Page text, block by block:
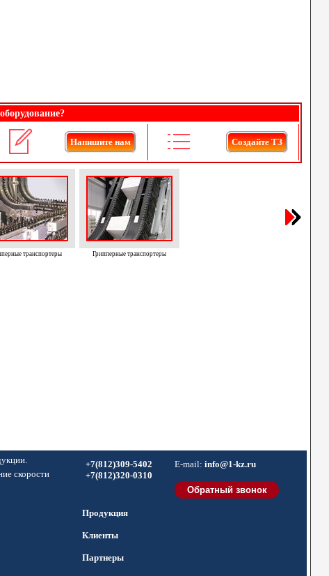
Напишите нам Создайте ТЗ
транспортеры Грипперные транспортеры
скорости
+7(812)309-5402
+7(812)320-0310
E-mail: info@1-kz.ru
Продукция
Клиенты
Партнеры